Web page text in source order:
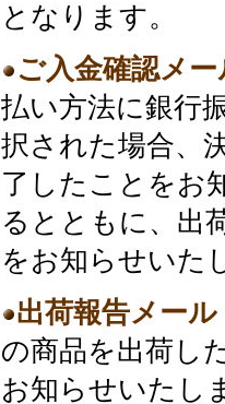
となります。
ご入金確認メー
払い方法に銀行
択された場合、
了したことをお
るとともに、出
をお知らせいた
出荷報告メール
の商品を出荷し
お知らせいたし